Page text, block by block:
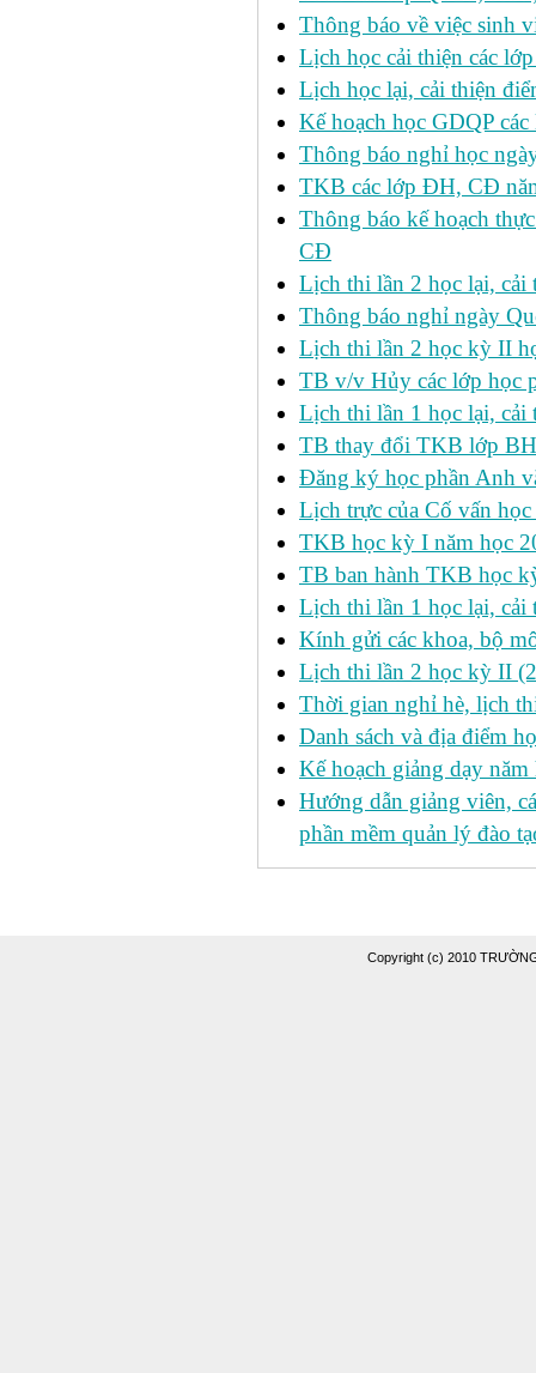
Thông báo về việc sinh
Lịch học cải thiện các
Lịch học lại, cải thiện
Kế hoạch học GDQP
Thông báo nghỉ học
TKB các lớp ĐH, CĐ
Thông báo kế hoạch
CĐ
Lịch thi lần 2 học lại, cải
Thông báo nghỉ ngày
Lịch thi lần 2 học kỳ II
TB v/v Hủy các lớp học
Lịch thi lần 1 học lại, cải
TB thay đổi TKB lớp
Đăng ký học phần Anh
Lịch trực của Cố vấn học
TKB học kỳ I năm học
TB ban hành TKB học
Lịch thi lần 1 học lại, cải
Kính gửi các khoa, bộ
Lịch thi lần 2 học kỳ II
Thời gian nghỉ hè, lịch
Danh sách và địa điểm
Kế hoạch giảng dạy
Hướng dẫn giảng viên,
phần mềm quản lý đào
Copyright (c) 2010